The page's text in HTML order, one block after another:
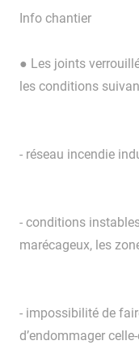
Info chantier
● Les joints
les conditions
- réseau incendie
- conditions
marécageux, les
- impossibilité de
d’endommager